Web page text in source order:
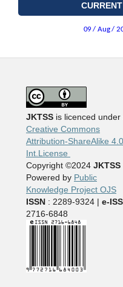
JKTSSis licenced under
Creative Commons
Attribution-ShareAlike 4.0
Int.License
Copyright ©2024 JKTSS
Powered by Public
Knowledge Project OJS
ISSN: 2289-9324 | e-
2716-6848